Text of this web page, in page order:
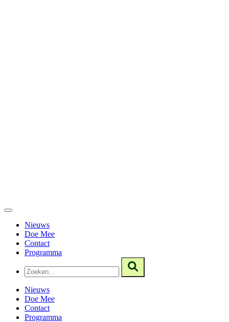
Nieuws
Doe Mee
Contact
Programma
Nieuws
Doe Mee
Contact
Programma